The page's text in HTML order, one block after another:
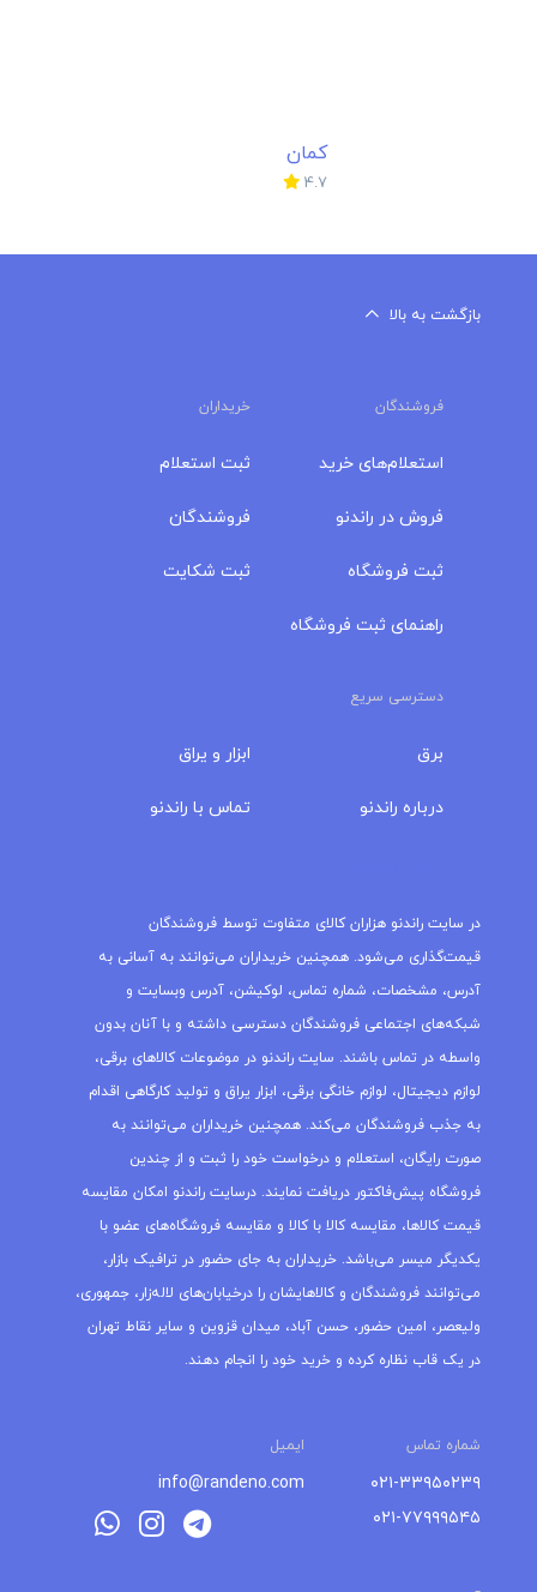
کمان
4.7
بازگشت به بالا
فروشندگان خریداران
استعلام‌های خرید
فروش در راندنو
ثبت فروشگاه
راهنمای ثبت فروشگاه
ثبت استعلام
فروشندگان
ثبت شکایت
دسترسی سریع
برق
درباره‌ راندنو
ابزار و یراق
تماس با راندنو
در سایت راندنو هزاران کالای متفاوت توسط فروشندگان
قیمت‌گذاری می‌شود. همچنین خریداران می‌توانند به آسانی به
آدرس، مشخصات، شماره تماس، لوکیشن، آدرس وبسایت و
شبکه‌های اجتماعی فروشندگان دسترسی داشته و با آنان بدون
واسطه در تماس باشند. سایت راندنو در موضوعات کالاهای برقی،
لوازم دیجیتال، لوازم خانگی برقی، ابزار یراق و تولید کارگاهی اقدام
به جذب فروشندگان می‌کند. همچنین خریداران می‌توانند به
صورت رایگان، استعلام و درخواست خود را ثبت و از چندین
فروشگاه پیش‌فاکتور دریافت نمایند. درسایت راندنو امکان مقایسه
قیمت کالاها، مقایسه کالا با کالا و مقایسه فروشگاه‌های عضو با
یکدیگر میسر می‌باشد. خریداران به جای حضور در ترافیک بازار،
می‌توانند فروشندگان و کالاهایشان را درخیابان‌های لاله‌زار، جمهوری،
ولیعصر، امین حضور، حسن آباد، میدان قزوین و سایر نقاط تهران
در یک قاب نظاره کرده و خرید خود را انجام دهند.
شماره تماس ایمیل
۰۲۱-۳۳۹۵۰۲۳۹
۰۲۱-۷۷۹۹۹۵۴۵
info@randeno.com